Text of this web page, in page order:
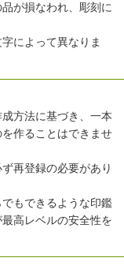
が損なわれ、彫刻に
によって異なりま
方法に基づき、一本
作ることはできませ
再登録の必要があり
もできるような印鑑
高レベルの安全性を